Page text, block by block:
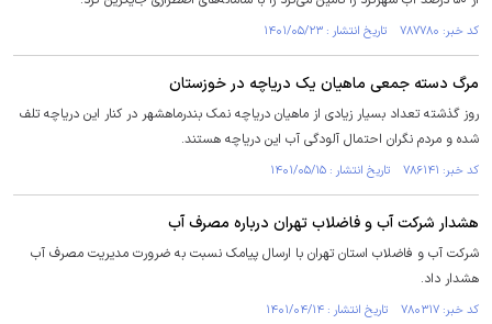
کد خبر: ۷۸۷۷۸۰ تاریخ انتشار : ۱۴۰۱/۰۵/۲۳
مرگ دسته جمعی ماهیان یک دریاچه در خوزستان
روز گذشته تعداد بسیار زیادی از ماهیان دریاچه نمک بندرماهشهر در کنار این دریاچه تلف
شده و مردم نگران احتمال آلودگی آب این دریاچه هستند.
کد خبر: ۷۸۶۱۴۱ تاریخ انتشار : ۱۴۰۱/۰۵/۱۵
هشدار شرکت آب و فاضلاب تهران درباره مصرف آب
شرکت آب و فاضلاب استان تهران با ارسال پیامک نسبت به ضرورت مدیریت مصرف آب
هشدار داد.
کد خبر: ۷۸۰۳۱۷ تاریخ انتشار : ۱۴۰۱/۰۴/۱۴